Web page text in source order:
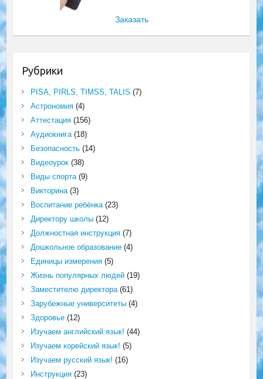
Заказать
Рубрики
PISA, PIRLS, TIMSS, TALIS (7)
Астрономия(4)
Аттестация(156)
Аудиокнига(18)
Безопасность(14)
Видеоурок(38)
Виды спорта(9)
Викторина(3)
Воспитание ребёнка(23)
Директору школы(12)
Должностная инструкция(7)
Дошкольное образование(4)
Единицы измерения(5)
Жизнь популярных людей(19)
Заместителю директора(61)
Зарубежные университеты(4)
Здоровье(12)
Изучаем английский язык! (44)
Изучаем корейский язык! (5)
Изучаем русский язык! (16)
Инструкция(23)